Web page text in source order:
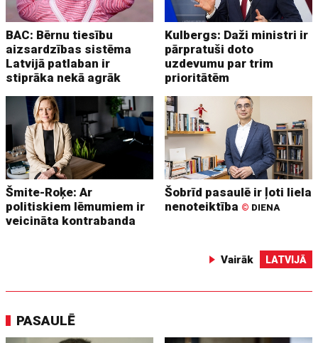
BAC: Bērnu tiesību
aizsardzības sistēma
Latvijā patlaban ir
stiprāka nekā agrāk
Kulbergs: Daži ministri ir
pārpratuši doto
uzdevumu par trim
prioritātēm
Šmite-Roķe: Ar
politiskiem lēmumiem ir
veicināta kontrabanda
Šobrīd pasaulē ir ļoti liela
nenoteiktība © DIENA
Vairāk LATVIJĀ
PASAULĒ